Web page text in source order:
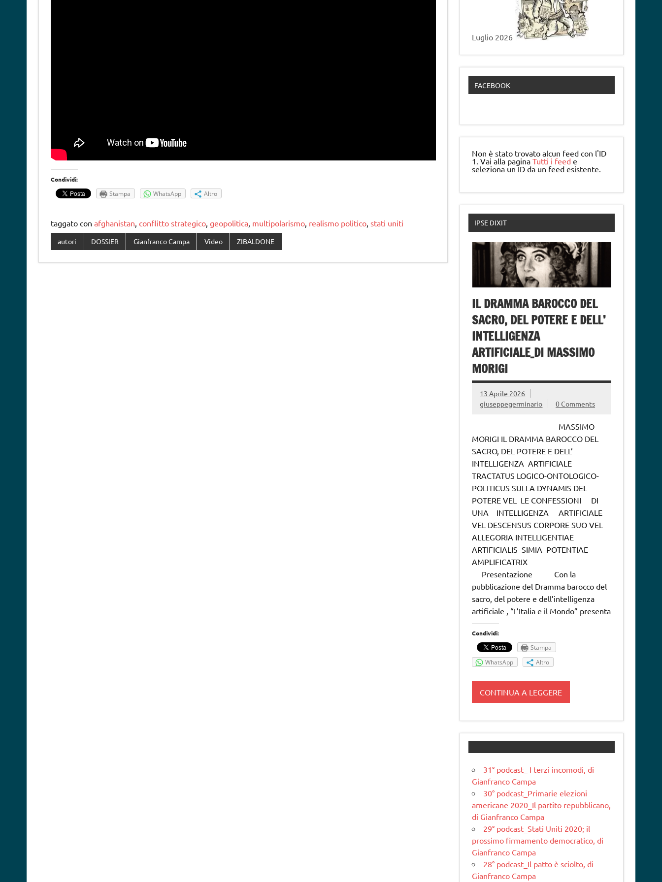
Condividi:
Stampa WhatsApp Altro
taggato con afghanistan conflitto strategico, geopolitica, multipolarismo, realismo politico, stati uniti
autori DOSSIER Gianfranco Campa Video ZIBALDONE
Luglio 2026
FACEBOOK
Non è stato trovato alcun feed con l'ID
1. Vai alla paginaTutti i feed e
seleziona un ID da un feed esistente.
IPSE DIXIT
IL DRAMMA BAROCCO DEL
SACRO, DEL POTERE E DELL’
INTELLIGENZA
ARTIFICIALE_DI MASSIMO
MORIGI
13 Aprile 2026
giuseppegerminario
0 Comments
MASSIMO
MORIGI IL DRAMMA BAROCCO DEL
SACRO, DEL POTERE E DELL’
INTELLIGENZA ARTIFICIALE
TRACTATUS LOGICO-ONTOLOGICO-
POLITICUS SULLA DYNAMIS DEL
POTERE VEL LE CONFESSIONI DI
UNA INTELLIGENZA ARTIFICIALE
VEL DESCENSUS CORPORE SUO VEL
ALLEGORIA INTELLIGENTIAE
ARTIFICIALIS SIMIA POTENTIAE
AMPLIFICATRIX
Presentazione Con la
pubblicazione del Dramma barocco del
sacro, del potere e dell’intelligenza
artificiale , “L’Italia e il Mondo” presenta
Condividi:
Stampa
WhatsApp
Altro
CONTINUA A LEGGERE
31° podcast_ I terzi incomodi, di
Gianfranco Campa
30° podcast_Primarie elezioni
americane 2020_Il partito repubblicano,
di Gianfranco Campa
29° podcast_Stati Uniti 2020; il
prossimo firmamento democratico, di
Gianfranco Campa
28° podcast_Il patto è sciolto, di
Gianfranco Campa